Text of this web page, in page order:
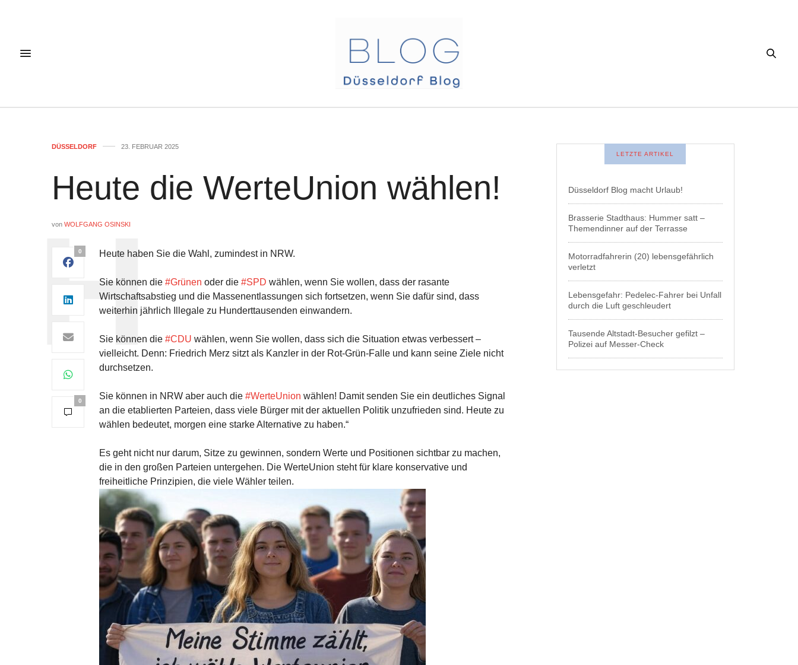
DÜSSELDORF 23. FEBRUAR 2025
Heute die WerteUnion wählen!
von WOLFGANG OSINSKI
0
0
Heute haben Sie die Wahl, zumindest in NRW.
Sie können die #Grünen oder die #SPD wählen, wenn Sie wollen, dass der rasante
Wirtschaftsabstieg und die Massenentlassungen sich fortsetzen, wenn Sie dafür sind, dass
weiterhin jährlich Illegale zu Hunderttausenden einwandern.
Sie können die #CDU wählen, wenn Sie wollen, dass sich die Situation etwas verbessert –
vielleicht. Denn: Friedrich Merz sitzt als Kanzler in der Rot-Grün-Falle und kann seine Ziele nicht
durchsetzen.
Sie können in NRW aber auch die #WerteUnion wählen! Damit senden Sie ein deutliches Signal
an die etablierten Parteien, dass viele Bürger mit der aktuellen Politik unzufrieden sind. Heute zu
wählen bedeutet, morgen eine starke Alternative zu haben.“
Es geht nicht nur darum, Sitze zu gewinnen, sondern Werte und Positionen sichtbar zu machen,
die in den großen Parteien untergehen. Die WerteUnion steht für klare konservative und
freiheitliche Prinzipien, die viele Wähler teilen.
LETZTE ARTIKEL
Düsseldorf Blog macht Urlaub!
Brasserie Stadthaus: Hummer satt –
Themendinner auf der Terrasse
Motorradfahrerin (20) lebensgefährlich
verletzt
Lebensgefahr: Pedelec-Fahrer bei Unfall
durch die Luft geschleudert
Tausende Altstadt-Besucher gefilzt –
Polizei auf Messer-Check